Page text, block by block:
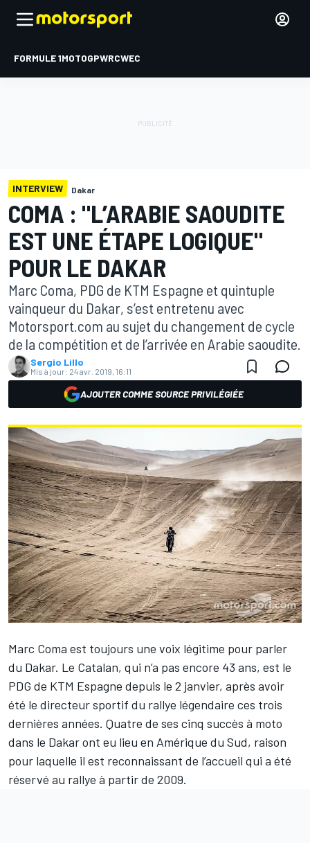
FORMULE 1MOTOGPWRCWEC
INTERVIEW Dakar
COMA : "L’ARABIE SAOUDITE
EST UNE ÉTAPE LOGIQUE"
POUR LE DAKAR
Marc Coma, PDG de KTM Espagne et quintuple
vainqueur du Dakar, s’est entretenu avec
Motorsport.com au sujet du changement de cycle
de la compétition et de l’arrivée en Arabie saoudite.
Sergio Lillo
Mis à jour: 24 avr. 2019, 16:11
AJOUTER COMME SOURCE PRIVILÉGIÉE
Marc Coma est toujours une voix légitime pour parler
du Dakar. Le Catalan, qui n’a pas encore 43 ans, est le
PDG de KTM Espagne depuis le 2 janvier, après avoir
été le directeur sportif du rallye légendaire ces trois
dernières années. Quatre de ses cinq succès à moto
dans le Dakar ont eu lieu en Amérique du Sud, raison
pour laquelle il est reconnaissant de l’accueil qui a été
réservé au rallye à partir de 2009.